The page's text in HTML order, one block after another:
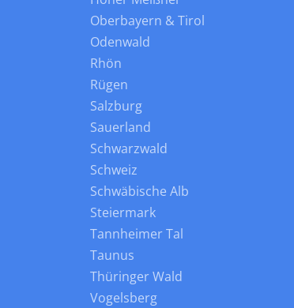
Oberbayern & Tirol
Odenwald
Rhön
Rügen
Salzburg
Sauerland
Schwarzwald
Schweiz
Schwäbische Alb
Steiermark
Tannheimer Tal
Taunus
Thüringer Wald
Vogelsberg